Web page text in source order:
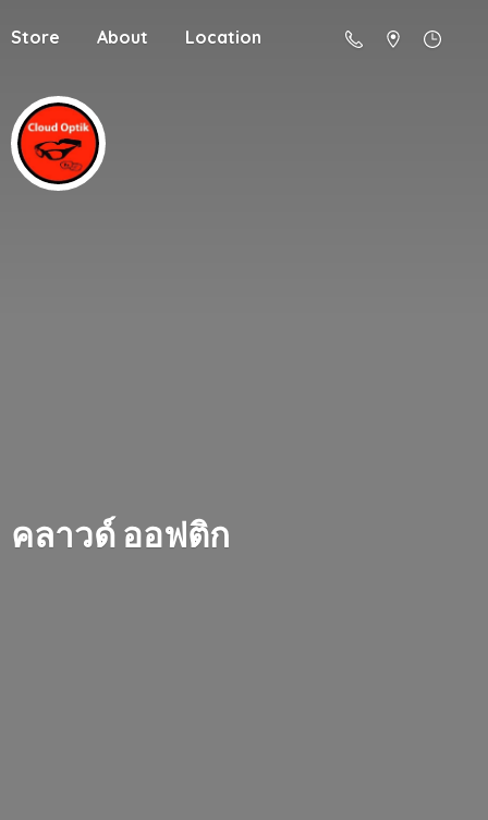
Store About Location
คลาวด์ ออฟติก